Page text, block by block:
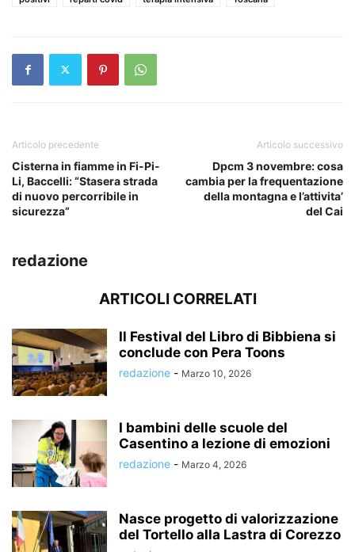
Articolo precedente
Cisterna in fiamme in Fi-Pi-
Li, Baccelli: “Stasera strada
di nuovo percorribile in
sicurezza”
Articolo successivo
Dpcm 3 novembre: cosa
cambia per la frequentazione
della montagna e l’attivita’
del Cai
redazione
ARTICOLI CORRELATI
Il Festival del Libro di Bibbiena si
conclude con Pera Toons
redazione - Marzo 10, 2026
I bambini delle scuole del
Casentino a lezione di emozioni
redazione - Marzo 4, 2026
Nasce progetto di valorizzazione
del Tortello alla Lastra di Corezzo